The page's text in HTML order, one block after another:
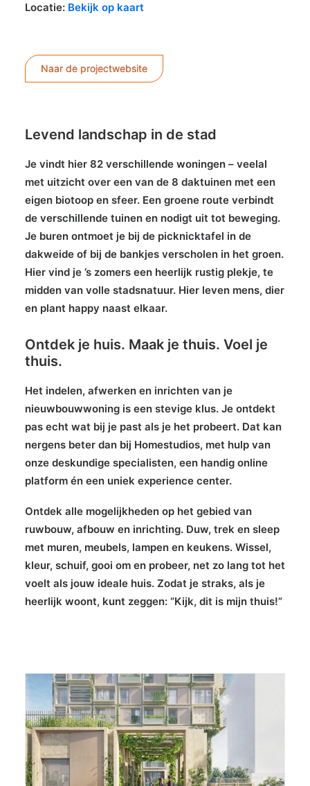
Locatie: Bekijk op kaart
Naar de projectwebsite
Levend landschap in de stad
Je vindt hier 82 verschillende woningen – veelal
met uitzicht over een van de 8 daktuinen met een
eigen biotoop en sfeer. Een groene route verbindt
de verschillende tuinen en nodigt uit tot beweging.
Je buren ontmoet je bij de picknicktafel in de
dakweide of bij de bankjes verscholen in het groen.
Hier vind je ’s zomers een heerlijk rustig plekje, te
midden van volle stadsnatuur. Hier leven mens, dier
en plant happy naast elkaar.
Ontdek je huis. Maak je thuis. Voel je
thuis.
Het indelen, afwerken en inrichten van je
nieuwbouwwoning is een stevige klus. Je ontdekt
pas echt wat bij je past als je het probeert. Dat kan
nergens beter dan bij Homestudios, met hulp van
onze deskundige specialisten, een handig online
platform én een uniek experience center.
Ontdek alle mogelijkheden op het gebied van
ruwbouw, afbouw en inrichting. Duw, trek en sleep
met muren, meubels, lampen en keukens. Wissel,
kleur, schuif, gooi om en probeer, net zo lang tot het
voelt als jouw ideale huis. Zodat je straks, als je
heerlijk woont, kunt zeggen: “Kijk, dit is mijn thuis!”